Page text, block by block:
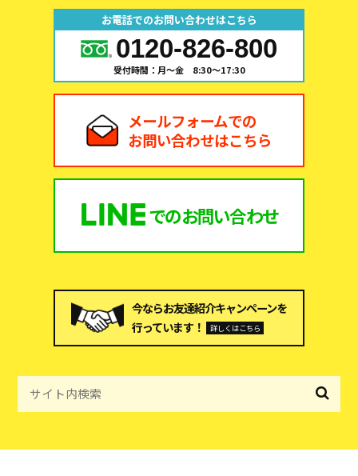
お電話でのお問い合わせはこちら
0120-826-800
受付時間：月～金 8:30～17:30
メールフォームでの
お問い合わせはこちら
でのお問い合わせ
今ならお友達紹介キャンペーンを
行っています！
詳しくはこちら